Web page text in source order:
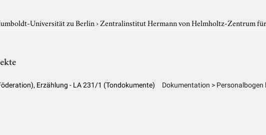
Universität zu Berlin›Zentralinstitut Hermann von Helmholtz-Zentrum
Erzählung - LA 231/1 (Tondokumente) Dokumentation >